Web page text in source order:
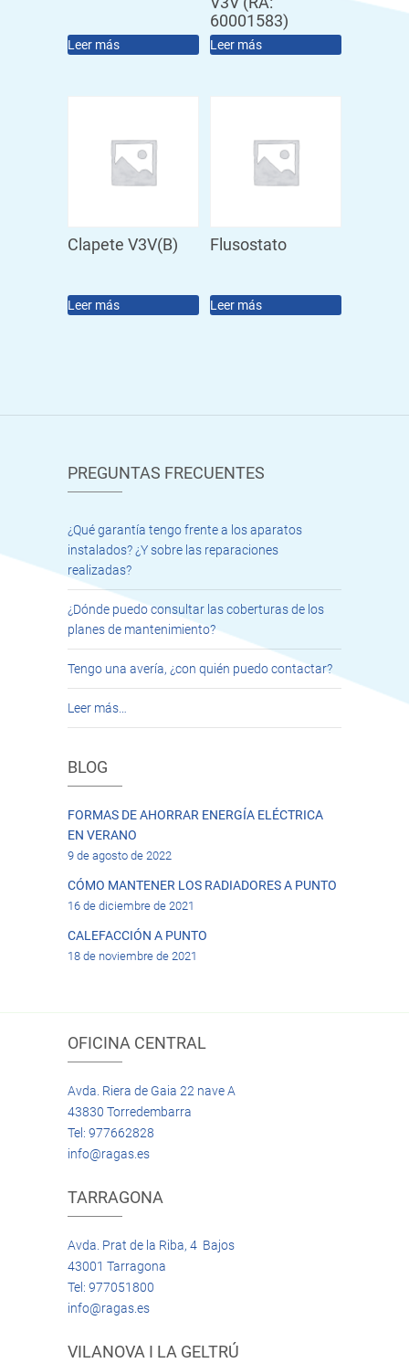
Leer más
60001583)
Leer más
Clapete V3V(B)
Leer más
Flusostato
Leer más
PREGUNTAS FRECUENTES
¿Qué garantía tengo frente a los aparatos
instalados? ¿Y sobre las reparaciones
realizadas?
¿Dónde puedo consultar las coberturas de los
planes de mantenimiento?
Tengo una avería, ¿con quién puedo contactar?
Leer más…
BLOG
FORMAS DE AHORRAR ENERGÍA ELÉCTRICA
EN VERANO
9 de agosto de 2022
CÓMO MANTENER LOS RADIADORES A PUNTO
16 de diciembre de 2021
CALEFACCIÓN A PUNTO
18 de noviembre de 2021
OFICINA CENTRAL
Avda. Riera de Gaia 22 nave A
43830 Torredembarra
Tel: 977662828
info@ragas.es
TARRAGONA
Avda. Prat de la Riba, 4 Bajos
43001 Tarragona
Tel: 977051800
info@ragas.es
VILANOVA I LA GELTRÚ